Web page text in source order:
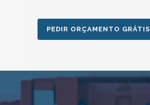
PEDIR ORÇAMENTO GRÁTIS